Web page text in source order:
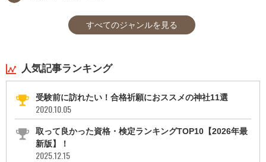
すべてのジャンルを見る
人気記事ランキング
受験前に訪れたい！合格祈願におススメの神社11選
2020.10.05
取って良かった資格・検定ランキングTOP10【2026年最
新版】！
2025.12.15